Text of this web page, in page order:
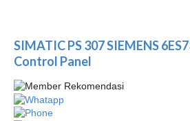
SIMATIC PS 307 SIEMENS
Control Panel